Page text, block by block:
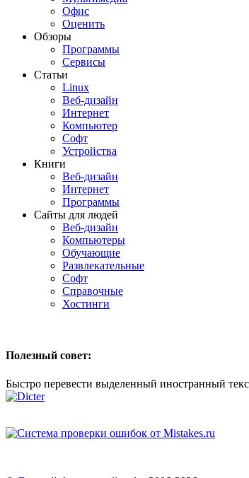
Офис
Оценить
Обзоры
Программы
Сервисы
Статьи
Linux
Веб-дизайн
Интернет
Компьютер
Софт
Устройства
Книги
Веб-дизайн
Интернет
Программы
Сайты для людей
Веб-дизайн
Компьютеры
Обучающие
Развлекательные
Софт
Справочные
Хостинги
Полезный совет:
Быстро перевести выделенный иностранный